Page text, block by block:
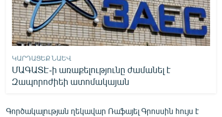
«Ազատության» բոլոր կայքերը
ԿԱՐԴԱՑԵՔ ՆԱԵՎ
ՄԱԳԱՏԷ-ի առաքելությունը ժամանել է
Զապորոժիեի ատոմակայան
Գործակալության ղեկավար Ռաֆայել Գրոսսին հույս է